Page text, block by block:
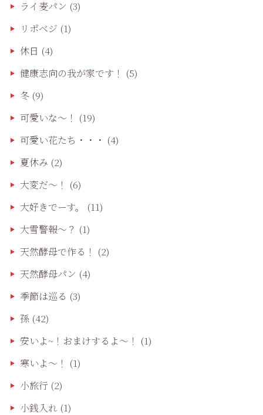
ライ麦パン (3)
リポベジ (1)
休日 (4)
健康志向の我が家です！ (5)
冬(9)
可愛いな〜！ (19)
可愛い花たち・・・ (4)
夏休み (2)
大変だ〜！ (6)
大好きでーす。
(11)
大雪警報〜？ (1)
天然酵母で作る！ (2)
天然酵母パン (4)
季節は巡る (3)
孫(42)
安いよ~！おまけするよ～！ (1)
寒いよ～！ (1)
小旅行 (2)
小銭入れ (1)